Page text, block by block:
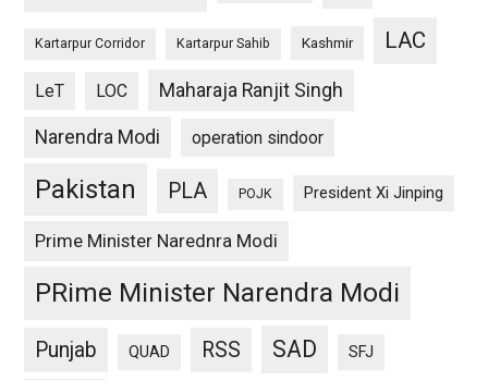
Kartarpur Corridor Kartarpur Sahib Kashmir LAC
LeT LOC Maharaja Ranjit Singh
Narendra Modi operation sindoor
Pakistan PLA POJK President Xi Jinping
Prime Minister Narednra Modi
PRime Minister Narendra Modi
Punjab QUAD RSS SAD SFJ